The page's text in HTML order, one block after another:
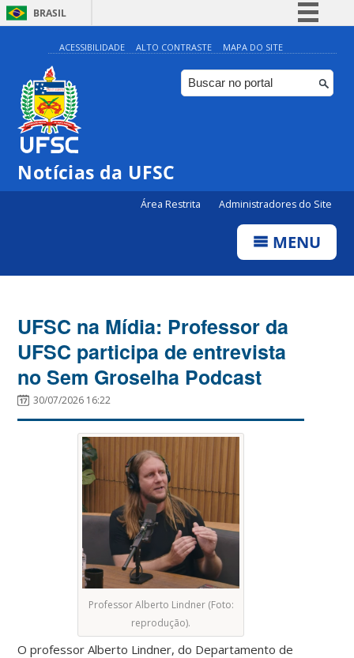
BRASIL
Simplifique!
Comunica BR
Participe
ACESSIBILIDADE ALTO CONTRASTE MAPA DO SITE
Notícias da UFSC
Área Restrita Administradores do Site
MENU
UFSC na Mídia: Professor da
UFSC participa de entrevista
no Sem Groselha Podcast
30/07/2026 16:22
Professor Alberto Lindner (Foto:
reprodução).
O professor Alberto Lindner,do Departamento de